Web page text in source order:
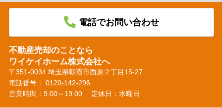
電話でお問い合わせ
不動産売却のことなら
ワイケイホーム株式会社へ
〒351-0034 埼玉県朝霞市西原２丁目15-27
電話番号： 0120-142-296
営業時間：9:00～19:00
定休日：水曜日